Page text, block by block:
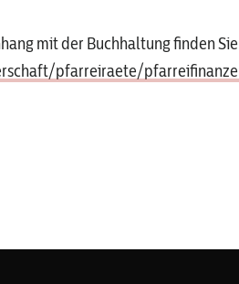
mit der Buchhaltung finden
pfarreiraete/